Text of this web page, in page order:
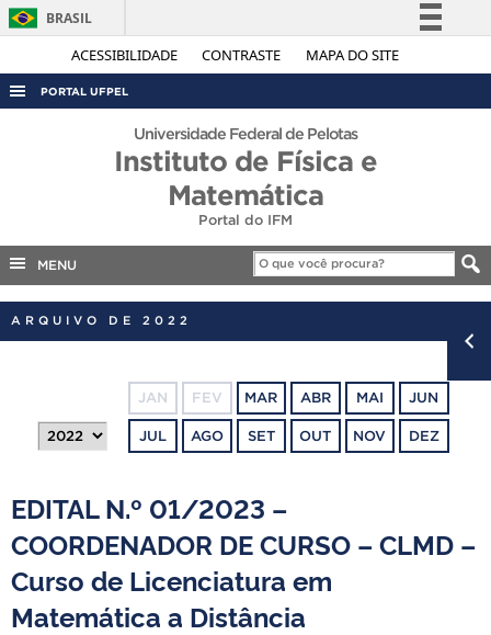
ACESSIBILIDADE CONTRASTE MAPA DO SITE
BRASIL
Simplifique!
Acesso à informação
PORTAL UFPEL
ACESSO À INFORMAÇÃO
INTERNACIONAL
TELEFONES
Universidade Federal de Pelotas
Instituto de Física e
Matemática
Portal do IFM
MENU
ARQUIVO DE 2022
JAN FEV MAR ABR MAI JUN
JUL AGO SET OUT NOV DEZ
EDITAL N.º 01/2023 –
COORDENADOR DE CURSO – CLMD –
Curso de Licenciatura em
Matemática a Distância